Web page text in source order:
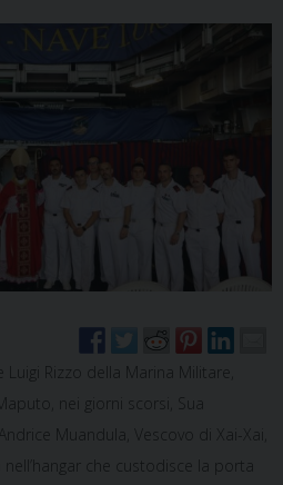
Rizzo della Marina Militare,
nei giorni scorsi, Sua
Muandula, Vescovo di Xai-Xai,
che custodisce la porta